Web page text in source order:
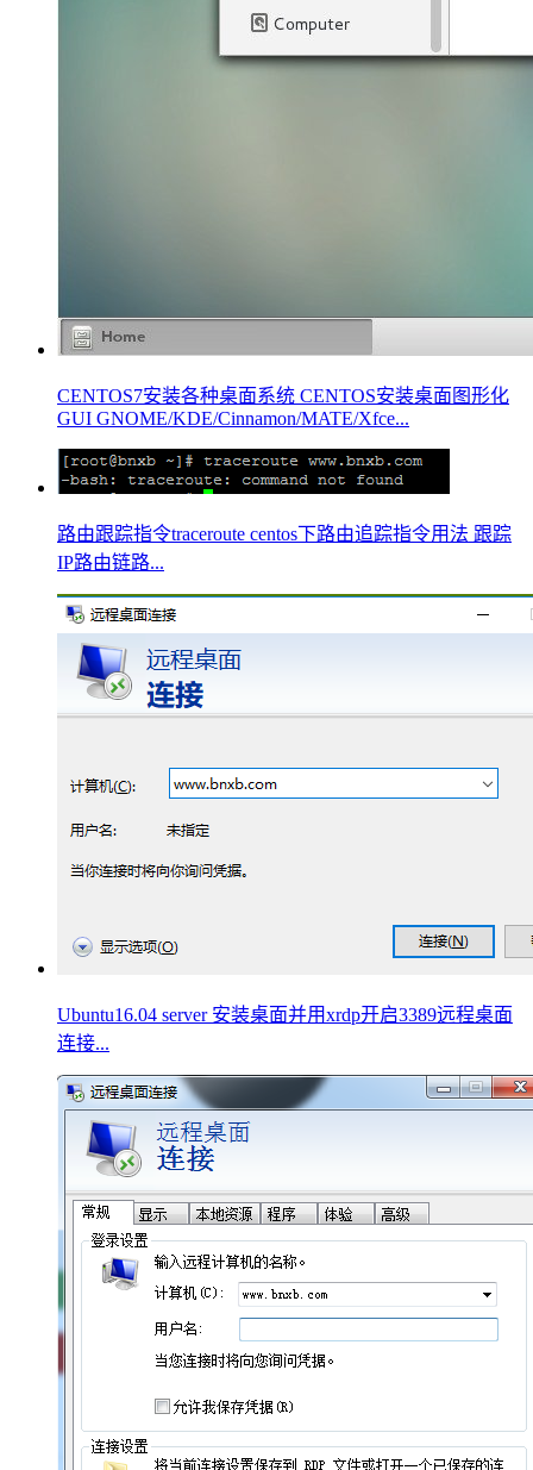
CENTOS7安装各种桌面系统 CENTOS安装桌面图形化
GUI GNOME/KDE/Cinnamon/MATE/Xfce...
路由跟踪指令traceroute centos下路由追踪指令用法 跟踪
IP路由链路...
Ubuntu16.04 server 安装桌面并用xrdp开启3389远程桌面
连接...